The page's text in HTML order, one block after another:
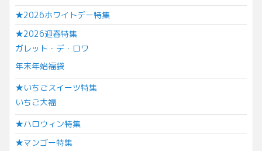
★2026ホワイトデー特集
★2026迎春特集
ガレット・デ・ロワ
年末年始福袋
★いちごスイーツ特集
いちご大福
★ハロウィン特集
★マンゴー特集